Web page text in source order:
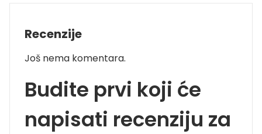
Recenzije
Još nema komentara.
Budite prvi koji će
napisati recenziju za